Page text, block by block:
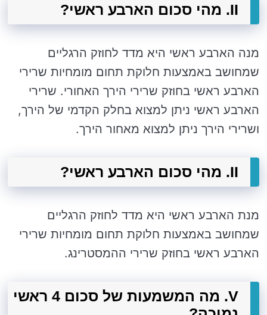
II. מהי סכום הארבע ראשי?
מנה הארבע ראשי היא מדד לחוזק הרגליים
שמחושב באמצעות חלוקת תחום מומחיות שרירי
הארבע ראשי בחוזק שרירי הירך האחורי. שרירי
הארבע ראשי ניתן למצוא בחלק הקדמי של הירך,
ושרירי הירך ניתן למצוא מאחור הירך.
II. מהי סכום הארבע ראשי?
מנת הארבע ראשי היא מדד לחוזק הרגליים
שמחושב באמצעות חלוקת תחום מומחיות שרירי
הארבע ראשי בחוזק שרירי ההמסטרינג.
V. מה המשמעות של סכום 4 ראשי